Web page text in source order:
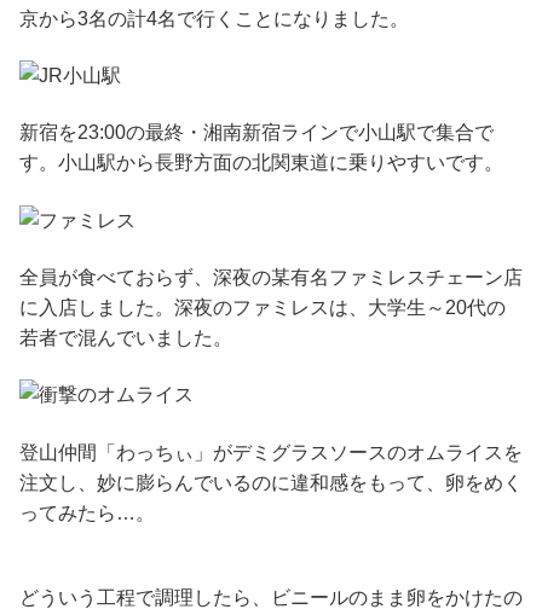
京から3名の計4名で行くことになりました。
新宿を23:00の最終・湘南新宿ラインで小山駅で集合で
す。小山駅から長野方面の北関東道に乗りやすいです。
全員が食べておらず、深夜の某有名ファミレスチェーン店
に入店しました。深夜のファミレスは、大学生～20代の
若者で混んでいました。
登山仲間「わっちぃ」がデミグラスソースのオムライスを
注文し、妙に膨らんでいるのに違和感をもって、卵をめく
ってみたら…。
どういう工程で調理したら、ビニールのまま卵をかけたの